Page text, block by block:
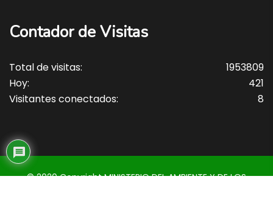
Contador de Visitas
1953809
Total de visitas:
421
Hoy:
8
Visitantes conectados:
© 2020 Copyright MINISTERIO DEL AMBIENTE Y DE LOS